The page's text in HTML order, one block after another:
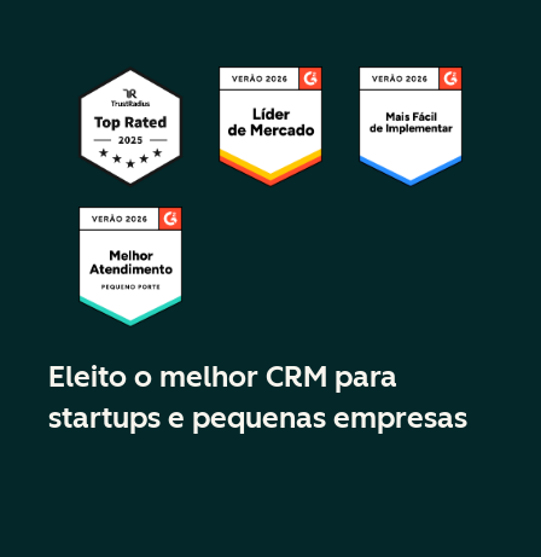
Eleito o melhor CRM para
startups e pequenas empresas